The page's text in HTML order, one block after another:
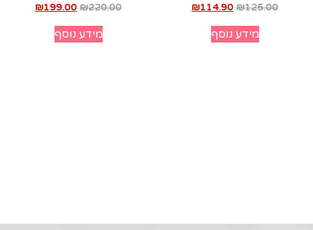
₪125.00
₪114.90
מידע נוסף
₪220.00
₪199.00
מידע נוסף